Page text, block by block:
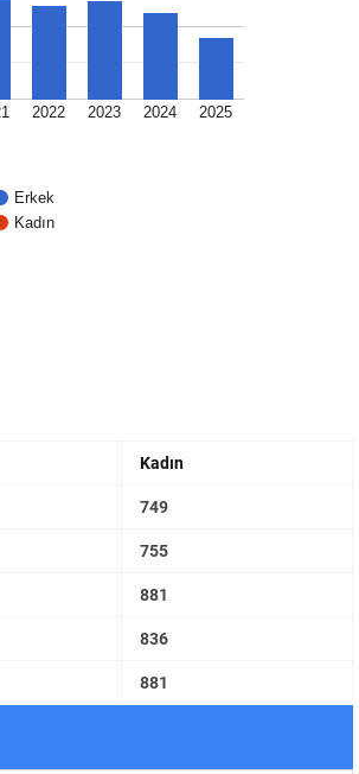
2022 2023 2024 2025
Erkek
Kadın
Kadın
749
755
881
836
881